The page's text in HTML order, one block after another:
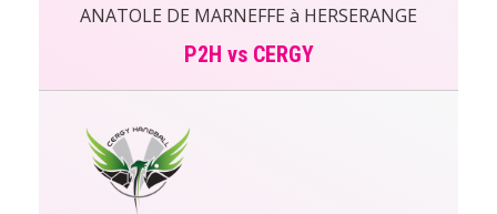
ANATOLE DE MARNEFFE à HERSERANGE
P2H vs CERGY